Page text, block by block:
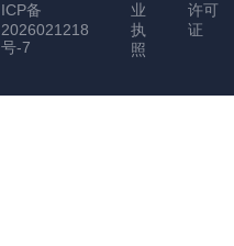
ICP备
2026021218
号-7
业
执
照
许可
证